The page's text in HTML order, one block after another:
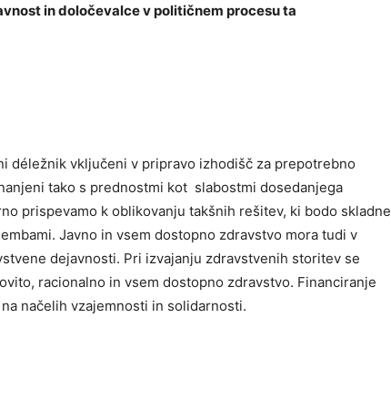
in določevalce v političnem procesu ta
déležnik vključeni v pripravo izhodišč za prepotrebno
tako s prednostmi kot slabostmi dosedanjega
prispevamo k oblikovanju takšnih rešitev, ki bodo skladne
Javno in vsem dostopno zdravstvo mora tudi v
dejavnosti. Pri izvajanju zdravstvenih storitev se
racionalno in vsem dostopno zdravstvo. Financiranje
načelih vzajemnosti in solidarnosti.